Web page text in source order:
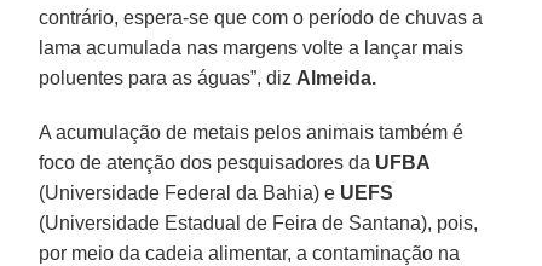
contrário, espera-se que com o período de chuvas a
lama acumulada nas margens volte a lançar mais
poluentes para as águas”, diz Almeida.
A acumulação de metais pelos animais também é
foco de atenção dos pesquisadores da UFBA
(Universidade Federal da Bahia) e UEFS
(Universidade Estadual de Feira de Santana), pois,
por meio da cadeia alimentar, a contaminação na